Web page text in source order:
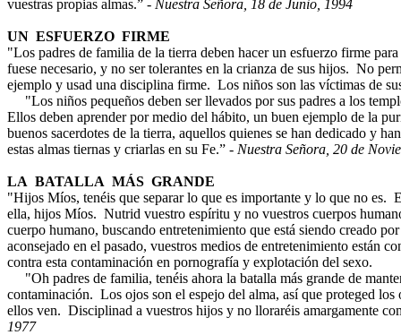
vuestras propias almas.” - Nuestra Señora, 18 de Junio, 1994
UN ESFUERZO FIRME
"Los padres de familia de la tierra deben hacer un esfuerzo firme
fuese necesario, y no ser tolerantes en la crianza de sus hijos. No
ejemplo y usad una disciplina firme. Los niños son las víctimas de
"Los niños pequeños deben ser llevados por sus padres a los
Ellos deben aprender por medio del hábito, un buen ejemplo de la
buenos sacerdotes de la tierra, aquellos quienes se han dedicado y
estas almas tiernas y criarlas en su Fe.” - Nuestra Señora, 20 de
LA BATALLA MÁS GRANDE
"Hijos Míos, tenéis que separar lo que es importante y lo que no es.
ella, hijos Míos. Nutrid vuestro espíritu y no vuestros cuerpos
cuerpo humano, buscando entretenimiento que está siendo creado
aconsejado en el pasado, vuestros medios de entretenimiento están
contra esta contaminación en pornografía y explotación del sexo.
"Oh padres de familia, tenéis ahora la batalla más grande de
contaminación. Los ojos son el espejo del alma, así que proteged
ellos ven. Disciplinad a vuestros hijos y no lloraréis amargamente
1977